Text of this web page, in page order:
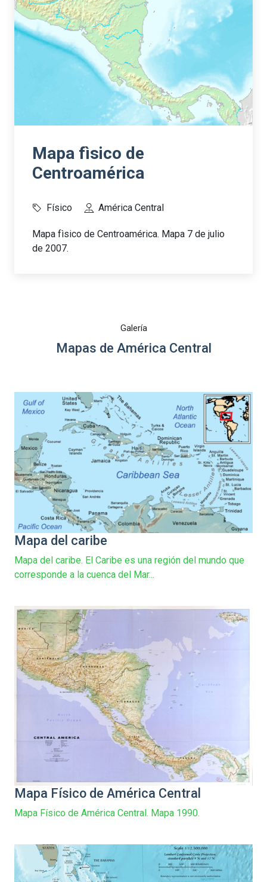
Mapa fìsico de
Centroamérica
Físico América Central
Mapa fìsico de Centroamérica. Mapa 7 de julio
de 2007.
Galería
Mapas de América Central
Mapa del caribe
Mapa del caribe. El Caribe es una región del mundo que
corresponde a la cuenca del Mar...
Mapa Físico de América Central
Mapa Físico de América Central. Mapa 1990.